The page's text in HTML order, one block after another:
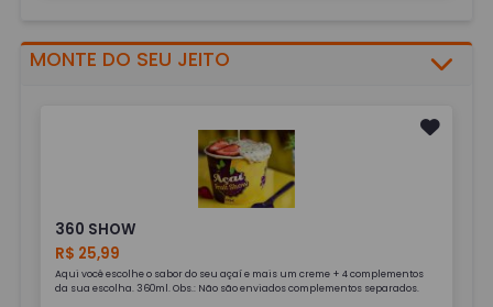
MONTE DO SEU JEITO
360 SHOW
R$ 25,99
Aqui você escolhe o sabor do seu açaí e mais um creme + 4 complementos
da sua escolha. 360ml. Obs.: Não são enviados complementos separados.